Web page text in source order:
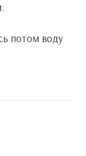
потом воду